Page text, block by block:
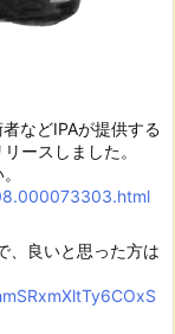
などIPAが提供する
ースしました。
、良いと思った方は